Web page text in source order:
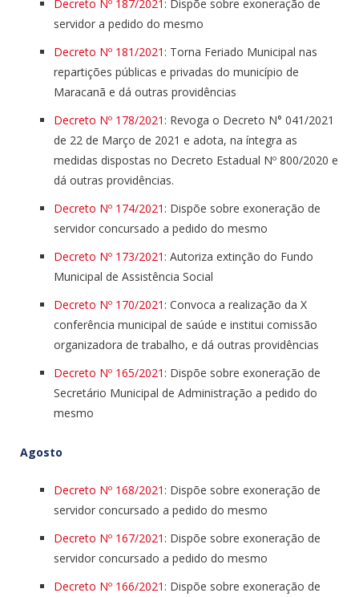
Decreto Nº 187/2021 : Dispõe sobre exoneração de
servidor a pedido do mesmo
Decreto Nº 181/2021 : Torna Feriado Municipal nas
repartições públicas e privadas do município de
Maracanã e dá outras providências
Decreto Nº 178/2021 : Revoga o Decreto N° 041/2021
de 22 de Março de 2021 e adota, na íntegra as
medidas dispostas no Decreto Estadual Nº 800/2020 e
dá outras providências.
Decreto Nº 174/2021 : Dispõe sobre exoneração de
servidor concursado a pedido do mesmo
Decreto Nº 173/2021: Autoriza extinção do Fundo
Municipal de Assistência Social
Decreto Nº 170/2021 : Convoca a realização da X
conferência municipal de saúde e institui comissão
organizadora de trabalho, e dá outras providências
Decreto Nº 165/2021 : Dispõe sobre exoneração de
Secretário Municipal de Administração a pedido do
mesmo
Agosto
Decreto Nº 168/2021 : Dispõe sobre exoneração de
servidor concursado a pedido do mesmo
Decreto Nº 167/2021 : Dispõe sobre exoneração de
servidor concursado a pedido do mesmo
Decreto Nº 166/2021 : Dispõe sobre exoneração de